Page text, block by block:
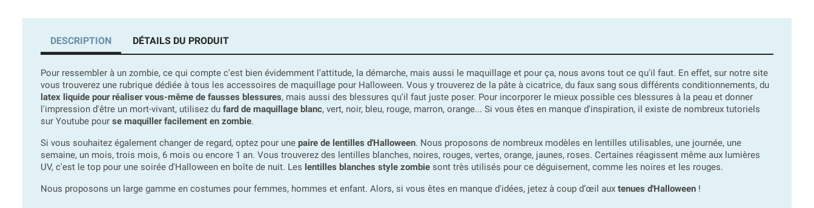
DESCRIPTION DÉTAILS DU PRODUIT
Pour ressembler à un zombie, ce qui compte c'est bien évidemment l'attitude, la démarche, mais aussi le maquillage et pour ça, nous avons tout ce qu'il faut. En effet, sur notre site
vous trouverez une rubrique dédiée à tous les accessoires de maquillage pour Halloween. Vous y trouverez de la pâte à cicatrice, du faux sang sous différents conditionnements, du
latex liquide pour réaliser vous-même de fausses blessures, mais aussi des blessures qu'il faut juste poser. Pour incorporer le mieux possible ces blessures à la peau et donner
l'impression d'être un mort-vivant, utilisez du fard de maquillage blanc, vert, noir, bleu, rouge, marron, orange... Si vous êtes en manque d'inspiration, il existe de nombreux tutoriels
sur Youtube pour se maquiller facilement en zombie.
Si vous souhaitez également changer de regard, optez pour une paire de lentilles d'Halloween. Nous proposons de nombreux modèles en lentilles utilisables, une journée, une
semaine, un mois, trois mois, 6 mois ou encore 1 an. Vous trouverez des lentilles blanches, noires, rouges, vertes, orange, jaunes, roses. Certaines réagissent même aux lumières
UV, c'est le top pour une soirée d'Halloween en boîte de nuit. Les lentilles blanches style zombie sont très utilisés pour ce déguisement, comme les noires et les rouges.
Nous proposons un large gamme en costumes pour femmes, hommes et enfant. Alors, si vous êtes en manque d'idées, jetez à coup d’œil aux tenues d'Halloween !